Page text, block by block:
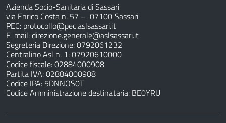
Azienda Socio-Sanitaria di Sassari
via Enrico Costa n. 57 – 07100 Sassari
PEC: protocollo@pec.aslsassari.it
E-mail:direzione.generale@aslsassari.it
Segreteria Direzione: 0792061232
Centralino Asl n. 1: 07920610000
Codice fiscale: 02884000908
Partita IVA: 02884000908
Codice IPA: 5DNNOS0T
Codice Amministrazione destinataria: BE0YRU